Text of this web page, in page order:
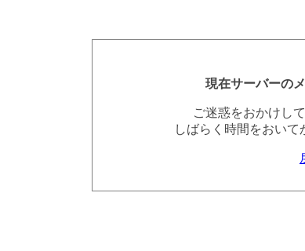
現在サーバーの
ご迷惑をおかけし
しばらく時間をおいて